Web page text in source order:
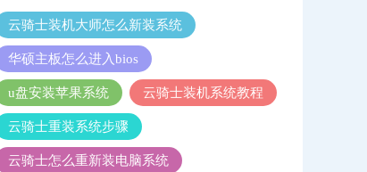
云骑士装机大师怎么新装系统
华硕主板怎么进入bios
u盘安装苹果系统 云骑士装机系统教程
云骑士重装系统步骤
云骑士怎么重新装电脑系统